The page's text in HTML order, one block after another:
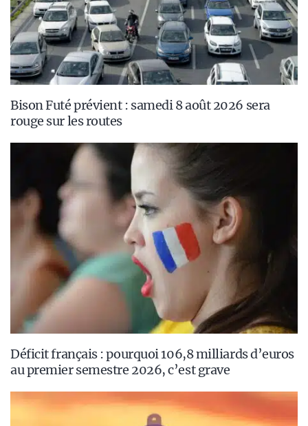
Bison Futé prévient : samedi 8 août 2026 sera
rouge sur les routes
Déficit français : pourquoi 106,8 milliards d’euros
au premier semestre 2026, c’est grave